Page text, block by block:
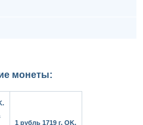
монеты:
1 рубль 1719 г. OK.